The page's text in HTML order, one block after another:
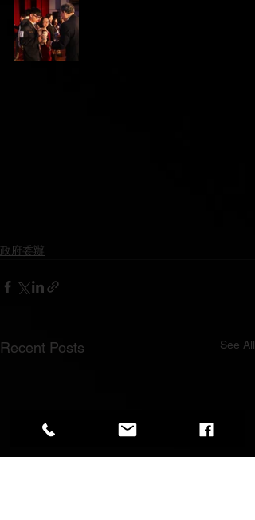
政府委辦
Recent Posts See All